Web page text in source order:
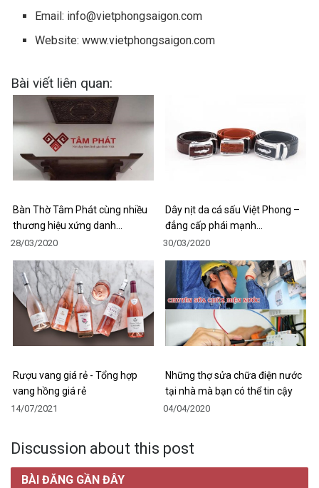
Email: info@vietphongsaigon.com
Website: www.vietphongsaigon.com
Bài viết liên quan:
Bàn Thờ Tâm Phát cùng nhiều
thương hiệu xứng danh…
28/03/2020
Dây nịt da cá sấu Việt Phong –
đẳng cấp phái mạnh…
30/03/2020
Rượu vang giá rẻ - Tổng hợp
vang hồng giá rẻ
14/07/2021
Những thợ sửa chữa điện nước
tại nhà mà bạn có thể tin cậy
04/04/2020
Discussion about this post
BÀI ĐĂNG GẦN ĐÂY